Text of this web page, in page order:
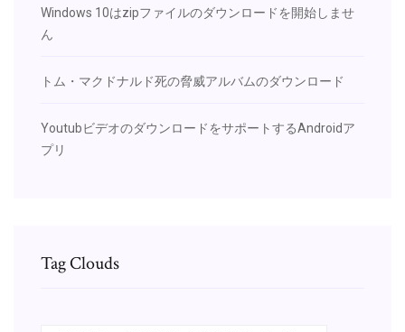
Windows 10はzipファイルのダウンロードを開始しませ
ん
トム・マクドナルド死の脅威アルバムのダウンロード
YoutubビデオのダウンロードをサポートするAndroidア
プリ
Tag Clouds